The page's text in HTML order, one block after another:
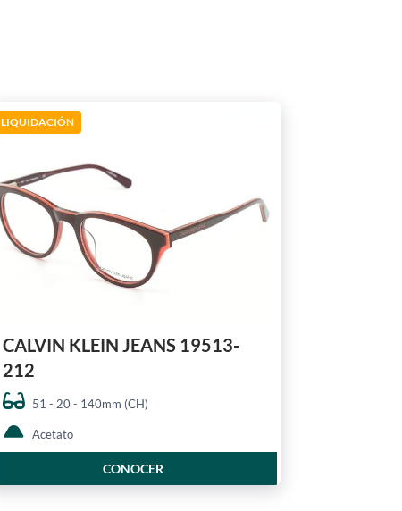
LIQUIDACIÓN
CALVIN KLEIN JEANS 19513-
212
51 - 20 - 140mm (CH)
Acetato
CONOCER